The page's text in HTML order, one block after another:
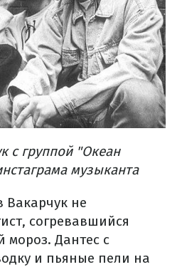
с группой "Океан
музыканта
Вакарчук не
согревавшийся
мороз. Дантес с
и пьяные пели на